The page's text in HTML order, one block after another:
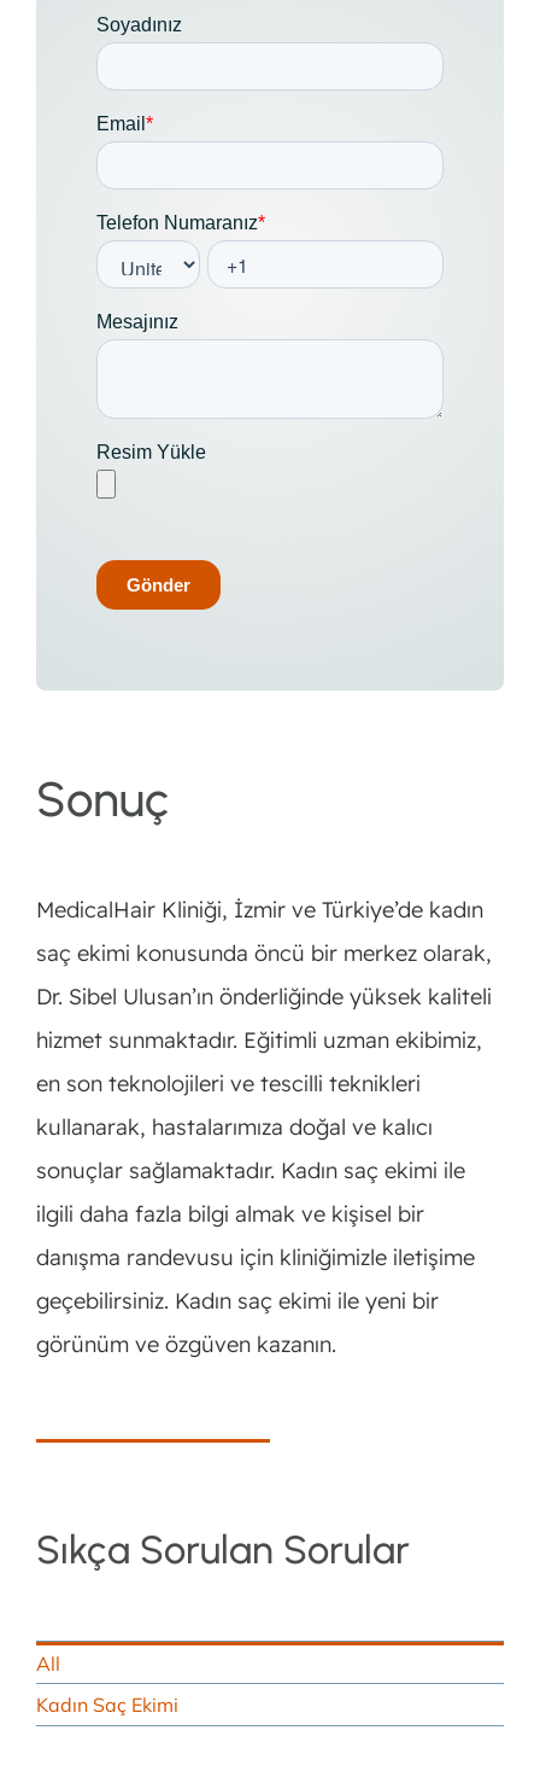
Sonuç
MedicalHair Kliniği, İzmir ve Türkiye’de kadın
saç ekimi konusunda öncü bir merkez olarak,
Dr. Sibel Ulusan’ın önderliğinde yüksek kaliteli
hizmet sunmaktadır. Eğitimli uzman ekibimiz,
en son teknolojileri ve tescilli teknikleri
kullanarak, hastalarımıza doğal ve kalıcı
sonuçlar sağlamaktadır. Kadın saç ekimi ile
ilgili daha fazla bilgi almak ve kişisel bir
danışma randevusu için kliniğimizle iletişime
geçebilirsiniz. Kadın saç ekimi ile yeni bir
görünüm ve özgüven kazanın.
Sıkça Sorulan Sorular
All
Kadın Saç Ekimi